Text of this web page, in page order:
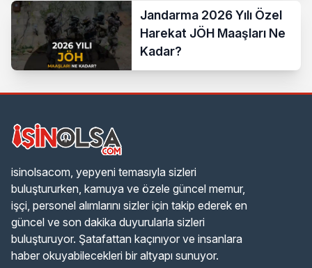
Jandarma 2026 Yılı Özel
Harekat JÖH Maaşları Ne
Kadar?
isinolsacom, yepyeni temasıyla sizleri
buluştururken, kamuya ve özele güncel memur,
işçi, personel alımlarını sizler için takip ederek en
güncel ve son dakika duyurularla sizleri
buluşturuyor. Şatafattan kaçınıyor ve insanlara
haber okuyabilecekleri bir altyapı sunuyor.